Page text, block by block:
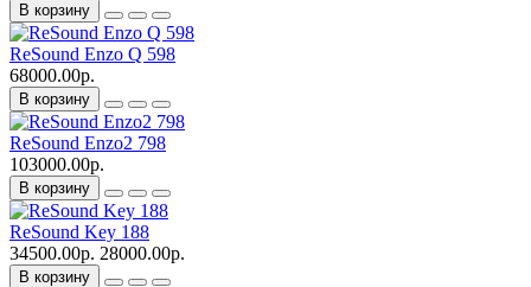
В корзину
ReSound Enzo Q 598
68000.00р.
В корзину
ReSound Enzo2 798
103000.00р.
В корзину
ReSound Key 188
34500.00р. 28000.00р.
В корзину